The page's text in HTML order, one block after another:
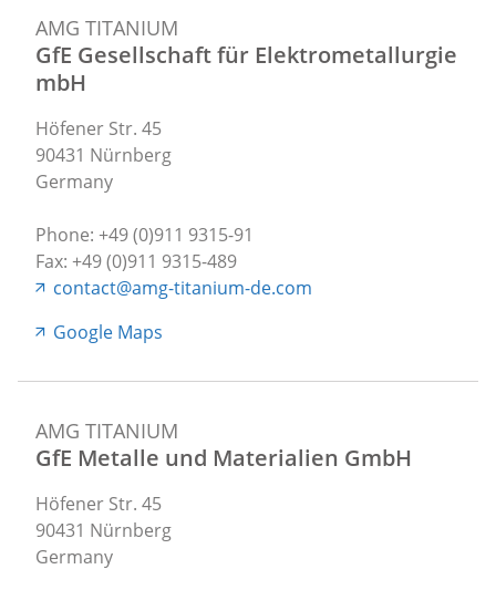
AMG TITANIUM
GfE Gesellschaft für Elektrometallurgie
mbH
Höfener Str. 45
90431 Nürnberg
Germany
Phone: +49 (0)911 9315-91
Fax: +49 (0)911 9315-489
contact@amg-titanium-de.com
Google Maps
AMG TITANIUM
GfE Metalle und Materialien GmbH
Höfener Str. 45
90431 Nürnberg
Germany